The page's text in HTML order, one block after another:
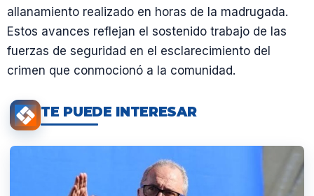
allanamiento realizado en horas de la madrugada.
Estos avances reflejan el sostenido trabajo de las
fuerzas de seguridad en el esclarecimiento del
crimen que conmocionó a la comunidad.
TE PUEDE INTERESAR